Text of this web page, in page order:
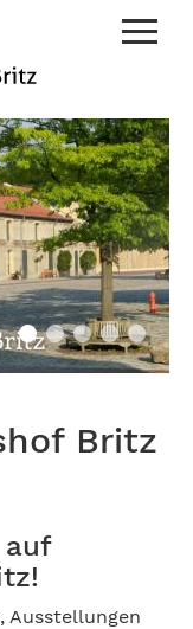
Menu
Britz
auf
Ausstellungen